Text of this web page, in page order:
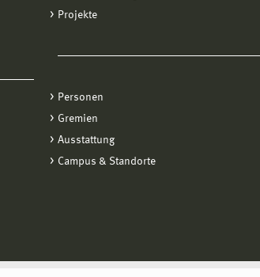
Projekte
Personen
Gremien
Ausstattung
Campus & Standorte